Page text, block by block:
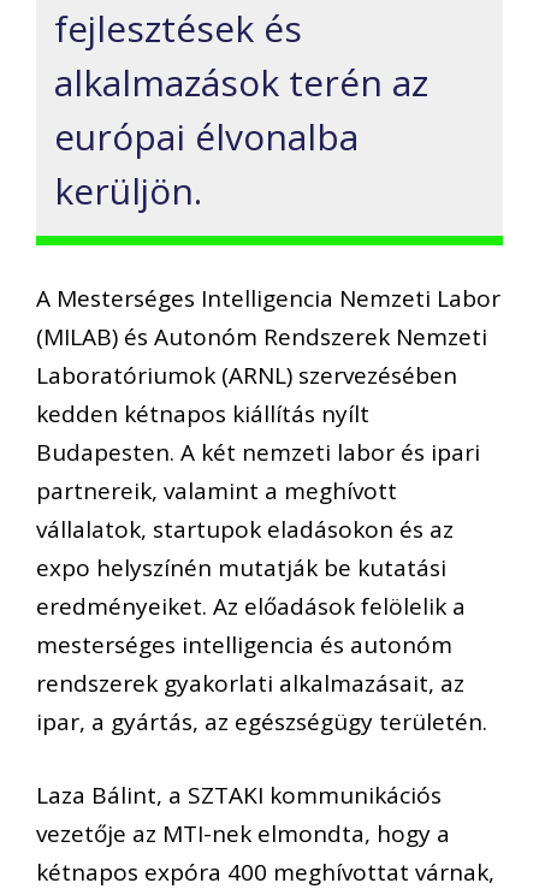
fejlesztések és
alkalmazások terén az
európai élvonalba
kerüljön.
A Mesterséges Intelligencia Nemzeti Labor
(MILAB) és Autonóm Rendszerek Nemzeti
Laboratóriumok (ARNL) szervezésében
kedden kétnapos kiállítás nyílt
Budapesten. A két nemzeti labor és ipari
partnereik, valamint a meghívott
vállalatok, startupok eladásokon és az
expo helyszínén mutatják be kutatási
eredményeiket. Az előadások felölelik a
mesterséges intelligencia és autonóm
rendszerek gyakorlati alkalmazásait, az
ipar, a gyártás, az egészségügy területén.
Laza Bálint, a SZTAKI kommunikációs
vezetője az MTI-nek elmondta, hogy a
kétnapos expóra 400 meghívottat várnak,